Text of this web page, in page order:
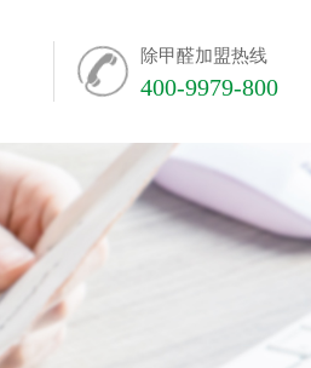
除甲醛加盟热线
400-9979-800